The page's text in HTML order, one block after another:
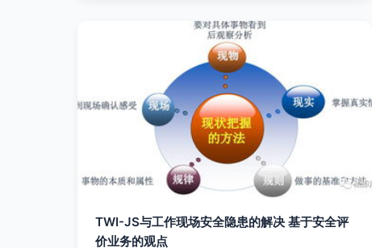
TWI-JS与工作现场安全隐患的解决 基于安全评
价业务的观点